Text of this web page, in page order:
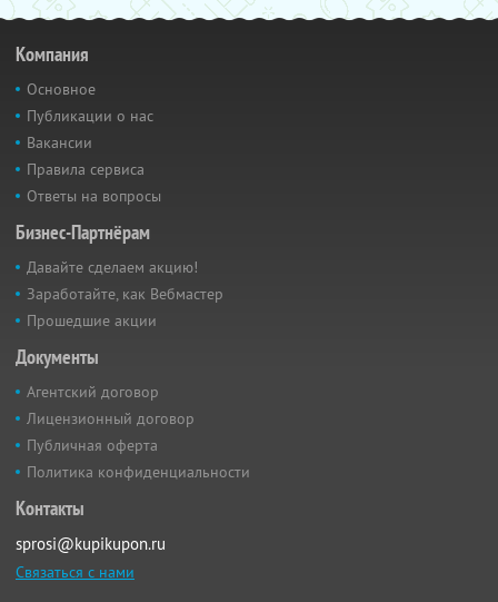
Компания
Основное
Публикации о нас
Вакансии
Правила сервиса
Ответы на вопросы
Бизнес-Партнёрам
Давайте сделаем акцию!
Заработайте, как Вебмастер
Прошедшие акции
Документы
Агентский договор
Лицензионный договор
Публичная оферта
Политика конфиденциальности
Контакты
sprosi@kupikupon.ru
Связаться с нами